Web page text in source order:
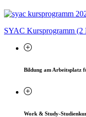
SYAC Kursprogramm (2
Bildung am Arbeitsplatz
Work & Study-